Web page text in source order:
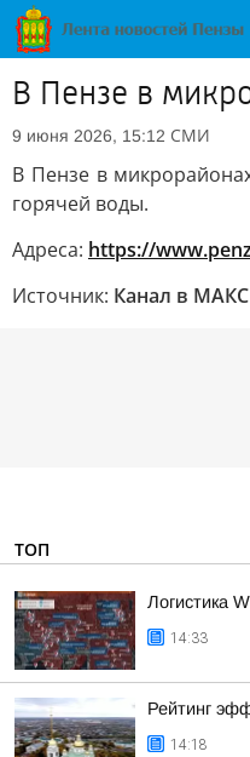
В Пензе в
9 июня 2026, 15:12 СМИ
В Пензе в
горячей воды.
Адреса: https://
Источник: Канал в
ТОП
Логистика
14:33
Рейтинг
14:18